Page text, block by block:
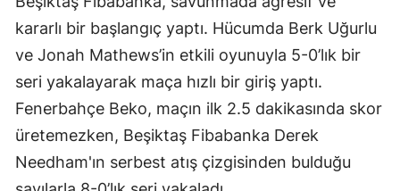
kararlı bir başlangıç yaptı. Hücumda Berk Uğurlu
ve Jonah Mathews’in etkili oyunuyla 5-0’lık bir
seri yakalayarak maça hızlı bir giriş yaptı.
Fenerbahçe Beko, maçın ilk 2.5 dakikasında skor
üretemezken, Beşiktaş Fibabanka Derek
Needham'ın serbest atış çizgisinden bulduğu